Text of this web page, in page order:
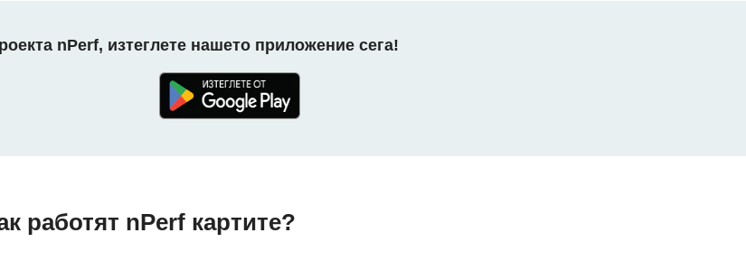
nPerf, изтеглете нашето приложение сега!
работят nPerf картите?